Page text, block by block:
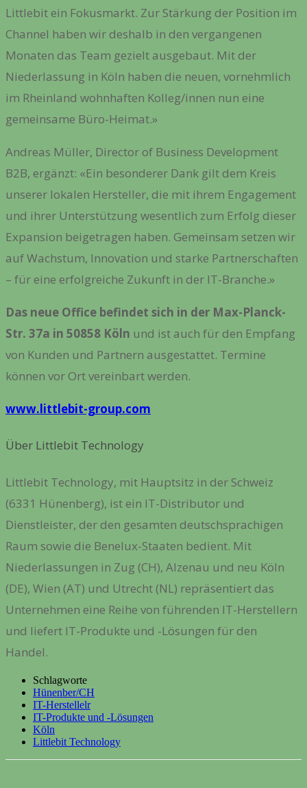
Littlebit ein Fokusmarkt. Zur Stärkung der Position im
Channel haben wir deshalb in den vergangenen
Monaten das Team gezielt ausgebaut. Mit der
Niederlassung in Köln haben die neuen, vornehmlich
im Rheinland wohnhaften Kolleg/innen nun eine
gemeinsame Büro-Heimat.»
Andreas Müller, Director of Business Development
B2B, ergänzt: «Ein besonderer Dank gilt dem Kreis
unserer lokalen Hersteller, die mit ihrem Engagement
und ihrer Unterstützung wesentlich zum Erfolg dieser
Expansion beigetragen haben. Gemeinsam setzen wir
auf Wachstum, Innovation und starke Partnerschaften
– für eine erfolgreiche Zukunft in der IT-Branche.»
Das neue Office befindet sich in der Max-Planck-
Str. 37a in 50858 Köln und ist auch für den Empfang
von Kunden und Partnern ausgestattet. Termine
können vor Ort vereinbart werden.
www.littlebit-group.com
Über Littlebit Technology
Littlebit Technology, mit Hauptsitz in der Schweiz
(6331 Hünenberg), ist ein IT-Distributor und
Dienstleister, der den gesamten deutschsprachigen
Raum sowie die Benelux-Staaten bedient. Mit
Niederlassungen in Zug (CH), Alzenau und neu Köln
(DE), Wien (AT) und Utrecht (NL) repräsentiert das
Unternehmen eine Reihe von führenden IT-Herstellern
und liefert IT-Produkte und -Lösungen für den
Handel.
Schlagworte
Hünenber/CH
IT-Herstellelr
IT-Produkte und -Lösungen
Köln
Littlebit Technology